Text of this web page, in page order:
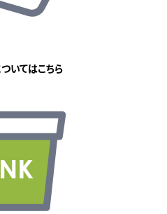
いてはこちら